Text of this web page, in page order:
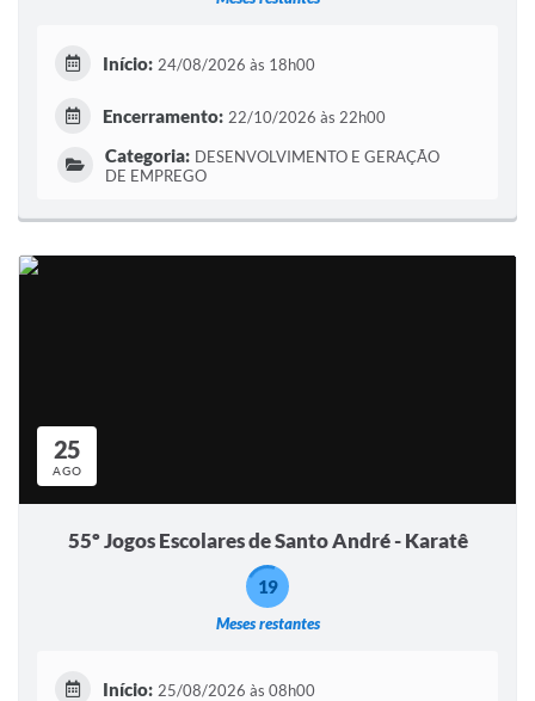
Início: 24/08/2026 às 18h00
Encerramento: 22/10/2026 às 22h00
Categoria: DESENVOLVIMENTO E GERAÇÃO
DE EMPREGO
25
AGO
55º Jogos Escolares de Santo André - Karatê
Meses restantes
19
Início: 25/08/2026 às 08h00